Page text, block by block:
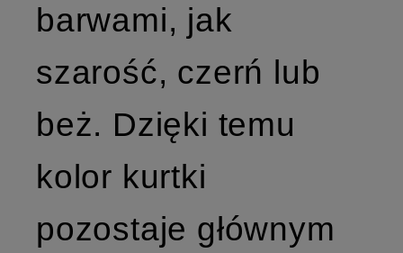
barwami, jak
szarość, czerń lub
beż. Dzięki temu
kolor kurtki
pozostaje głównym